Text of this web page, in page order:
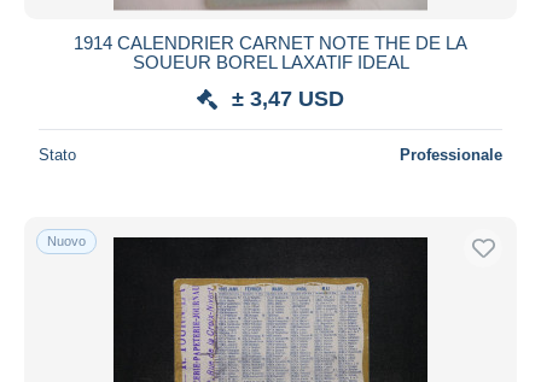
iDeal
Maestro
Residenza del venditore
Tutto il mondo
Aggiorna
1914 CALENDRIER CARNET NOTE THE DE LA
SOUEUR BOREL LAXATIF IDEAL
± 3,47 USD
Stato Professionale
Nuovo